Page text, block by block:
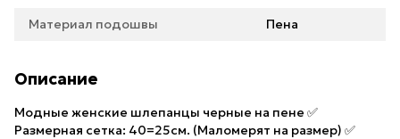
Материал подошвы Пена
Описание
Модные женские шлепанцы черные на пене ✅
Размерная сетка: 40=25см. (Маломерят на размер) ✅